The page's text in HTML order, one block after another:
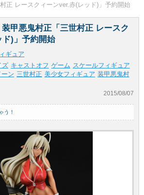
正 レースクィーンver.赤(レッド)」予約開始
装甲悪鬼村正「三世村正 レースク
ド)」予約開始
ギュア
ズ キャストオフ ゲーム スケールフィギュア
ーン 三世村正 美少女フィギュア 装甲悪鬼村
2015/08/07
う！